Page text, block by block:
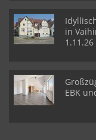
in
1.11.26
EBK